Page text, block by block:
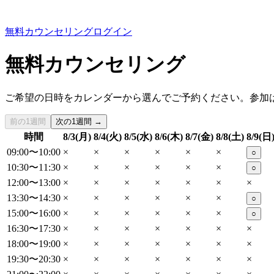
無料カウンセリングログイン
無料カウンセリング
ご希望の日時をカレンダーから選んでご予約ください。参加
前の1週間 次の1週間 →
時間 8/3(月) 8/4(火) 8/5(水) 8/6(木) 8/7(金) 8/8(土) 8/9(日)
09:00〜10:00 × × × × × × ○
10:30〜11:30 × × × × × × ○
12:00〜13:00 × × × × × ×
×
13:30〜14:30 × × × × × × ○
15:00〜16:00 × × × × × × ○
16:30〜17:30 × × × × × ×
×
18:00〜19:00 × × × × × ×
×
19:30〜20:30 × × × × × ×
×